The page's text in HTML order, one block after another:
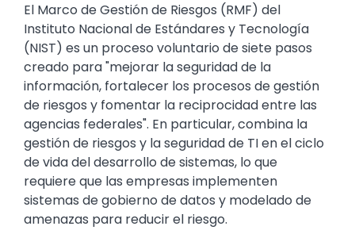
Text
El Marco de Gestión de Riesgos (RMF) del
Instituto Nacional de Estándares y Tecnología
(NIST) es un proceso voluntario de siete pasos
creado para "mejorar la seguridad de la
información, fortalecer los procesos de gestión
de riesgos y fomentar la reciprocidad entre las
agencias federales". En particular, combina la
gestión de riesgos y la seguridad de TI en el ciclo
de vida del desarrollo de sistemas, lo que
requiere que las empresas implementen
sistemas de gobierno de datos y modelado de
amenazas para reducir el riesgo.